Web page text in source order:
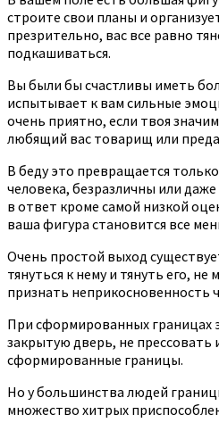
строите свои планы и
презрительно, вас все равно
подкашиваться.
Вы были бы счастливы иметь
испытывает к вам сильные
очень приятно, если твоя
любящий вас товарищ или
В беду это превращается
человека, безразличны или
в ответ кроме самой низкой
ваша фигура становится все
Очень простой выход
тянуться к нему и тянуть его,
признать неприкосновенность
При сформированных границах
закрытую дверь, не прессовать
сформированные границы.
Но у большинства людей
множество хитрых